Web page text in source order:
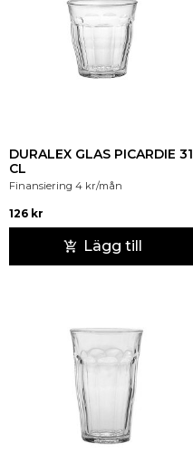
DURALEX GLAS PICARDIE 31
CL
Finansiering 4 kr/mån
126 kr
Lägg till